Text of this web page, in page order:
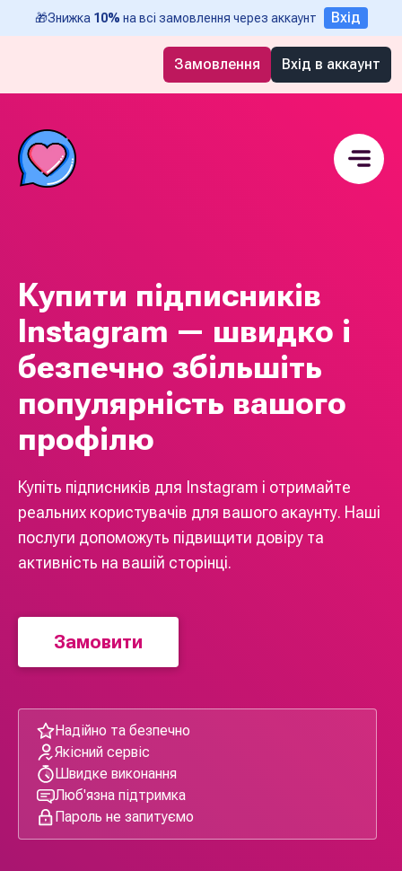
🎁Знижка 10% на всі замовлення через аккаунт Вхід
Замовлення Вхід в аккаунт
Купити підписників
Instagram — швидко і
безпечно збільшіть
популярність вашого
профілю
Купіть підписників для Instagram і отримайте
реальних користувачів для вашого акаунту. Наші
послуги допоможуть підвищити довіру та
активність на вашій сторінці.
Замовити
Надійно та безпечно
Якісний сервіс
Швидке виконання
Люб'язна підтримка
Пароль не запитуємо